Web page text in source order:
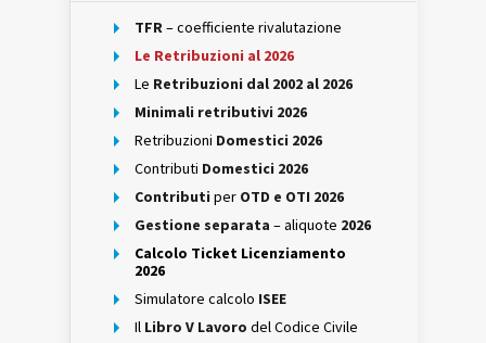
TFR– coefficiente rivalutazione
Le Retribuzioni al 2026
Le Retribuzioni dal 2002 al 2026
Minimali retributivi 2026
Retribuzioni Domestici 2026
Contributi Domestici 2026
Contributi per OTD e OTI 2026
Gestione separata – aliquote 2026
Calcolo Ticket Licenziamento
2026
Simulatore calcolo ISEE
Il Libro V Lavoro del Codice Civile